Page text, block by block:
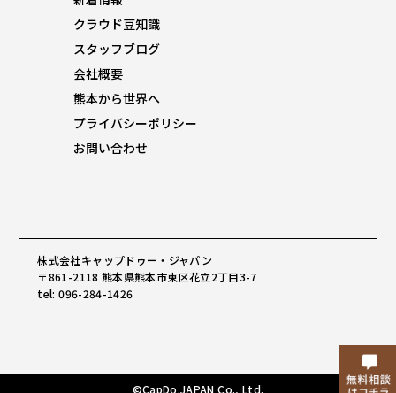
クラウド豆知識
スタッフブログ
会社概要
熊本から世界へ
プライバシーポリシー
お問い合わせ
株式会社キャップドゥー・ジャパン
〒861-2118 熊本県熊本市東区花立2丁目3-7
tel: 096-284-1426
©CapDo.JAPAN Co., Ltd.